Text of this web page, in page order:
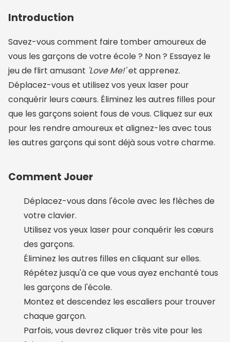
Introduction
Savez-vous comment faire tomber amoureux de
vous les garçons de votre école ? Non ? Essayez le
jeu de flirt amusant 'Love Me!'et apprenez.
Déplacez-vous et utilisez vos yeux laser pour
conquérir leurs cœurs. Éliminez les autres filles pour
que les garçons soient fous de vous. Cliquez sur eux
pour les rendre amoureux et alignez-les avec tous
les autres garçons qui sont déjà sous votre charme.
Comment Jouer
Déplacez-vous dans l'école avec les flèches de
votre clavier.
Utilisez vos yeux laser pour conquérir les cœurs
des garçons.
Éliminez les autres filles en cliquant sur elles.
Répétez jusqu'à ce que vous ayez enchanté tous
les garçons de l'école.
Montez et descendez les escaliers pour trouver
chaque garçon.
Parfois, vous devrez cliquer très vite pour les